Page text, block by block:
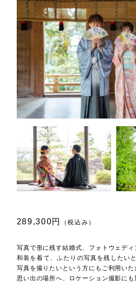
289,300円 （税込み）
写真で形に残す結婚式、フォトウェディ
和装を着て、ふたりの写真を残したい
写真を撮りたいという方にもご利用いた
思い出の場所へ、ロケーション撮影にも